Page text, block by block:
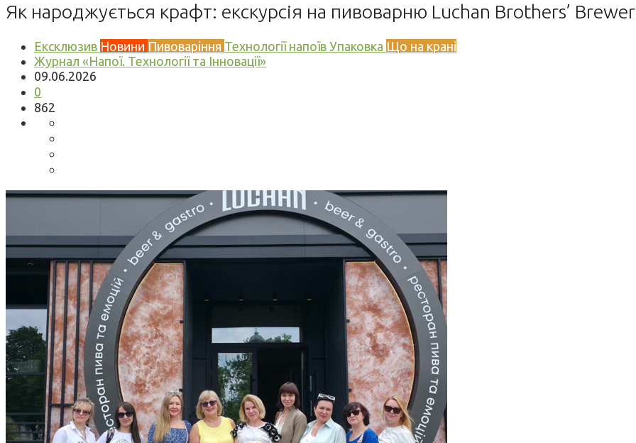
Як народжується крафт: екскурсія на пивоварню Luchan Brothers’
Ексклюзив Новини Пивоваріння Технології напоїв Упаковка Що на крані
Журнал «Напої. Технології та Інновації»
09.06.2026
0
862